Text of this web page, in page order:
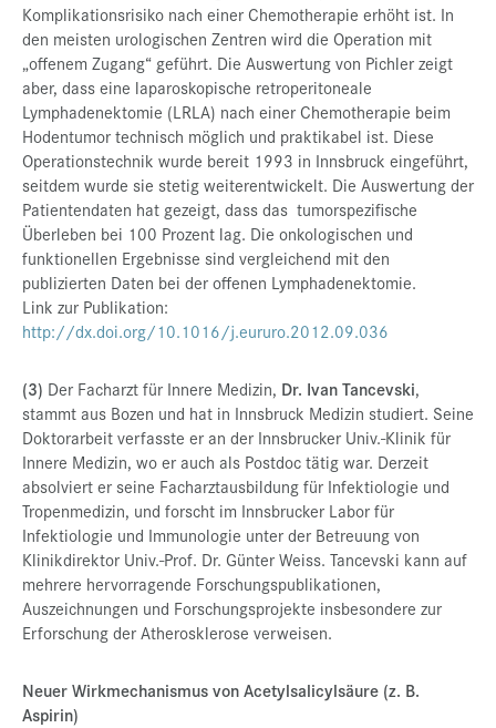
Komplikationsrisiko nach einer Chemotherapie erhöht ist. In
den meisten urologischen Zentren wird die Operation mit
„offenem Zugang“ geführt. Die Auswertung von Pichler zeigt
aber, dass eine laparoskopische retroperitoneale
Lymphadenektomie (LRLA) nach einer Chemotherapie beim
Hodentumor technisch möglich und praktikabel ist. Diese
Operationstechnik wurde bereit 1993 in Innsbruck eingeführt,
seitdem wurde sie stetig weiterentwickelt. Die Auswertung der
Patientendaten hat gezeigt, dass das tumorspezifische
Überleben bei 100 Prozent lag. Die onkologischen und
funktionellen Ergebnisse sind vergleichend mit den
publizierten Daten bei der offenen Lymphadenektomie.
Link zur Publikation:
http://dx.doi.org/10.1016/j.eururo.2012.09.036
(3) Der Facharzt für Innere Medizin, Dr. Ivan Tancevski,
stammt aus Bozen und hat in Innsbruck Medizin studiert. Seine
Doktorarbeit verfasste er an der Innsbrucker Univ.-Klinik für
Innere Medizin, wo er auch als Postdoc tätig war. Derzeit
absolviert er seine Facharztausbildung für Infektiologie und
Tropenmedizin, und forscht im Innsbrucker Labor für
Infektiologie und Immunologie unter der Betreuung von
Klinikdirektor Univ.-Prof. Dr. Günter Weiss. Tancevski kann auf
mehrere hervorragende Forschungspublikationen,
Auszeichnungen und Forschungsprojekte insbesondere zur
Erforschung der Atherosklerose verweisen.
Neuer Wirkmechanismus von Acetylsalicylsäure (z. B.
Aspirin)